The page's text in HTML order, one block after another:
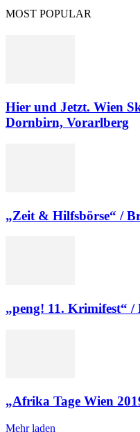
MOST POPULAR
Hier und Jetzt. Wien
Dornbirn, Vorarlberg
„Zeit & Hilfsbörse“ /
„peng! 11. Krimifest“
„Afrika Tage Wien
Mehr laden